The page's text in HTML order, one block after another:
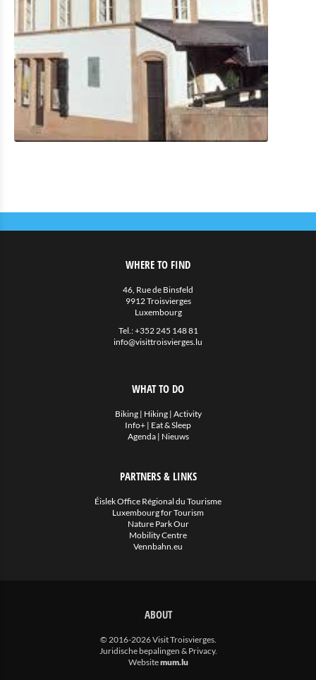
WHERE TO FIND
46, Rue de Binsfeld
9912 Troisvierges
Luxembourg
Tel.:+352 245 148 81
info@visittroisvierges.lu
WHAT TO DO
Biking| Hiking| Activity
Info+ | Eat & Sleep
Agenda| Nieuws
PARTNERS & LINKS
Éislek Office Régional du Tourisme
Luxembourg for Tourism
Nature Park Our
Mobility Centre
Vennbahn.eu
ABOUT
© 2016-2026 Visit Troisvierges.
Juridische bepalingen & Privacy.
Websitemum.lu